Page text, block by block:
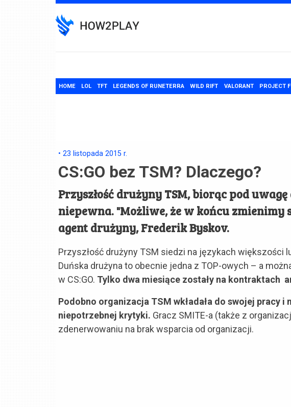
to
content
HOME LOL TFT LEGENDS OF RUNETERRA WILD RIFT VALORANT PROJECT F
• 23 listopada 2015 r.
CS:GO bez TSM? Dlaczego?
Przyszłość drużyny TSM, biorąc pod
niepewna. "Możliwe, że w końcu zmienimy
agent drużyny, Frederik Byskov.
Przyszłość drużyny TSM siedzi na językach
Duńska drużyna to obecnie jedna z TOP-owych – a
w CS:GO. Tylko dwa miesiące zostały na kontraktach
Podobno organizacja TSM wkładała do swojej pracy
niepotrzebnej krytyki. Gracz SMITE-a (także z
zdenerwowaniu na brak wsparcia od organizacji.